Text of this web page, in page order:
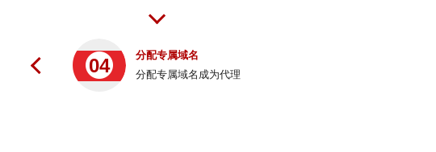
04
分配专属域名
分配专属域名成为代理